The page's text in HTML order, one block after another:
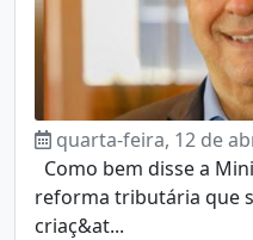
quarta-feira, 12 de
Como bem disse a
reforma tributária que
criaç&at...